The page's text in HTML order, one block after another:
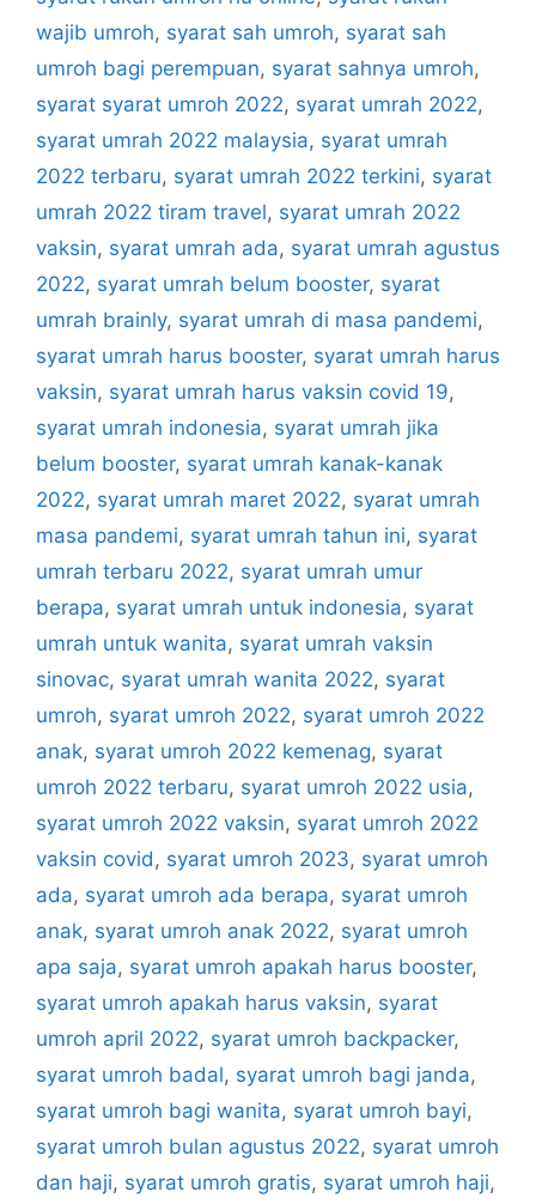
wajib umroh, syarat sah umroh, syarat sah
umroh bagi perempuan, syarat sahnya umroh,
syarat syarat umroh 2022, syarat umrah 2022,
syarat umrah 2022 malaysia, syarat umrah
2022 terbaru, syarat umrah 2022 terkini, syarat
umrah 2022 tiram travel, syarat umrah 2022
vaksin, syarat umrah ada, syarat umrah agustus
2022, syarat umrah belum booster, syarat
umrah brainly, syarat umrah di masa pandemi,
syarat umrah harus booster, syarat umrah harus
vaksin, syarat umrah harus vaksin covid 19,
syarat umrah indonesia, syarat umrah jika
belum booster, syarat umrah kanak-kanak
2022, syarat umrah maret 2022, syarat umrah
masa pandemi, syarat umrah tahun ini, syarat
umrah terbaru 2022, syarat umrah umur
berapa, syarat umrah untuk indonesia, syarat
umrah untuk wanita, syarat umrah vaksin
sinovac, syarat umrah wanita 2022, syarat
umroh, syarat umroh 2022, syarat umroh 2022
anak, syarat umroh 2022 kemenag, syarat
umroh 2022 terbaru, syarat umroh 2022 usia,
syarat umroh 2022 vaksin, syarat umroh 2022
vaksin covid , syarat umroh 2023, syarat umroh
ada, syarat umroh ada berapa, syarat umroh
anak, syarat umroh anak 2022, syarat umroh
apa saja, syarat umroh apakah harus booster,
syarat umroh apakah harus vaksin, syarat
umroh april 2022, syarat umroh backpacker,
syarat umroh badal, syarat umroh bagi janda,
syarat umroh bagi wanita, syarat umroh bayi,
syarat umroh bulan agustus 2022, syarat umroh
dan haji, syarat umroh gratis, syarat umroh haji,